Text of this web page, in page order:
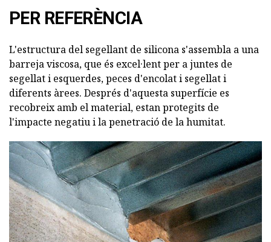
PER REFERÈNCIA
L'estructura del segellant de silicona s'assembla a una
barreja viscosa, que és excel·lent per a juntes de
segellat i esquerdes, peces d'encolat i segellat i
diferents àrees. Després d'aquesta superfície es
recobreix amb el material, estan protegits de
l'impacte negatiu i la penetració de la humitat.